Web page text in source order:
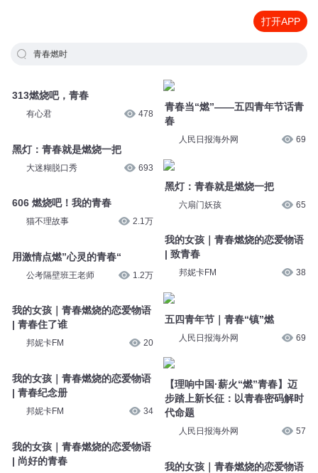
打开APP
青春燃时
313燃烧吧，青春
有心君 478
黑灯：青春就是燃烧一把
大迷糊脱口秀 693
606 燃烧吧！我的青春
猫不理故事 2.1万
用激情点燃”心灵的青春“
公考隔壁班王老师 1.2万
我的女孩｜青春燃烧的恋爱物语
| 青春住了谁
邦妮卡FM 20
我的女孩｜青春燃烧的恋爱物语
| 青春纪念册
邦妮卡FM 34
我的女孩｜青春燃烧的恋爱物语
| 尚好的青春
青春当“燃”——五四青年节话青
春
人民日报海外网 69
黑灯：青春就是燃烧一把
六扇门妖孩 65
我的女孩｜青春燃烧的恋爱物语
| 致青春
邦妮卡FM 38
五四青年节｜青春“镇”燃
人民日报海外网 69
【理响中国·薪火“燃”青春】迈
步踏上新长征：以青春密码解时
代命题
人民日报海外网 57
我的女孩｜青春燃烧的恋爱物语